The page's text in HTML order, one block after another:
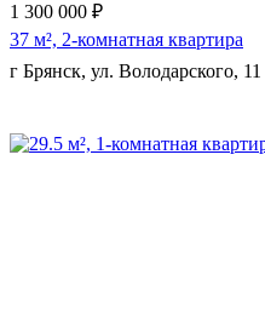
1 300 000 ₽
37 м², 2-комнатная квартира
г Брянск, ул. Володарского, 11